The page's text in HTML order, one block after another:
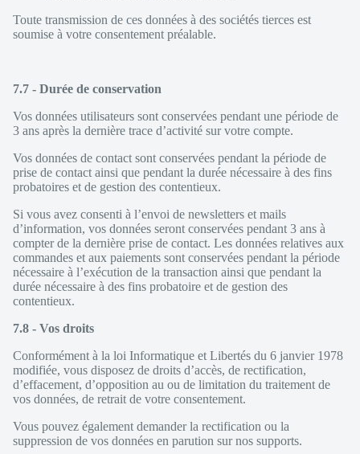
Toute transmission de ces données à des sociétés tierces est
soumise à votre consentement préalable.
7.7 - Durée de conservation
Vos données utilisateurs sont conservées pendant une période de
3 ans après la dernière trace d’activité sur votre compte.
Vos données de contact sont conservées pendant la période de
prise de contact ainsi que pendant la durée nécessaire à des fins
probatoires et de gestion des contentieux.
Si vous avez consenti à l’envoi de newsletters et mails
d’information, vos données seront conservées pendant 3 ans à
compter de la dernière prise de contact. Les données relatives aux
commandes et aux paiements sont conservées pendant la période
nécessaire à l’exécution de la transaction ainsi que pendant la
durée nécessaire à des fins probatoire et de gestion des
contentieux.
7.8 - Vos droits
Conformément à la loi Informatique et Libertés du 6 janvier 1978
modifiée, vous disposez de droits d’accès, de rectification,
d’effacement, d’opposition au ou de limitation du traitement de
vos données, de retrait de votre consentement.
Vous pouvez également demander la rectification ou la
suppression de vos données en parution sur nos supports.